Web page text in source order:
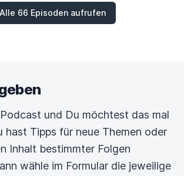
Alle 66 Episoden aufrufen
und Du möchtest das mal
hast Tipps für neue Themen oder
Inhalt bestimmter Folgen
wähle im Formular die jeweilige